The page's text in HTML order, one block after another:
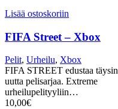
Lisää ostoskoriin
FIFA Street – Xbox
Pelit, Urheilu, Xbox
FIFA STREET edustaa täysin
uutta pelisarjaa. Extreme
urheilupelityyliin…
10,00€